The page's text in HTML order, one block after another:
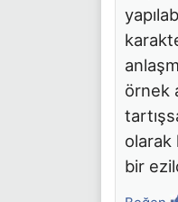
örnek
olarak
bir